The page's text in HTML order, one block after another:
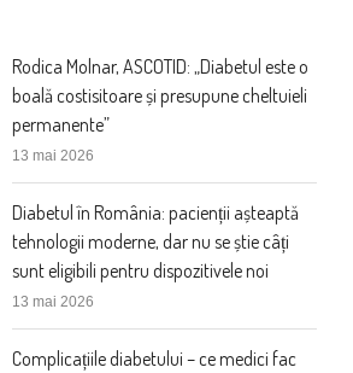
Rodica Molnar, ASCOTID: „Diabetul este o
boală costisitoare și presupune cheltuieli
permanente”
13 mai 2026
Diabetul în România: pacienții așteaptă
tehnologii moderne, dar nu se știe câți
sunt eligibili pentru dispozitivele noi
13 mai 2026
Complicațiile diabetului – ce medici fac